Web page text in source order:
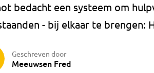
bedacht een systeem om
- bij elkaar te brengen:
Geschreven door
Meeuwsen Fred